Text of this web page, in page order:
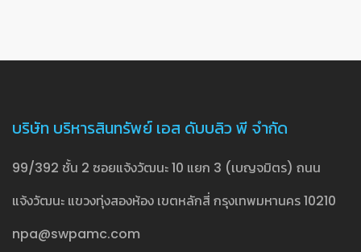
บริษัท บริหารสินทรัพย์ เอส ดับบลิว พี จำกัด
99/392 ชั้น 2 ซอยแจ้งวัฒนะ 10 แยก 3 (เบญจมิตร) ถนน
แจ้งวัฒนะ แขวงทุ่งสองห้อง เขตหลักสี่ กรุงเทพมหานคร 10210
npa@swpamc.com